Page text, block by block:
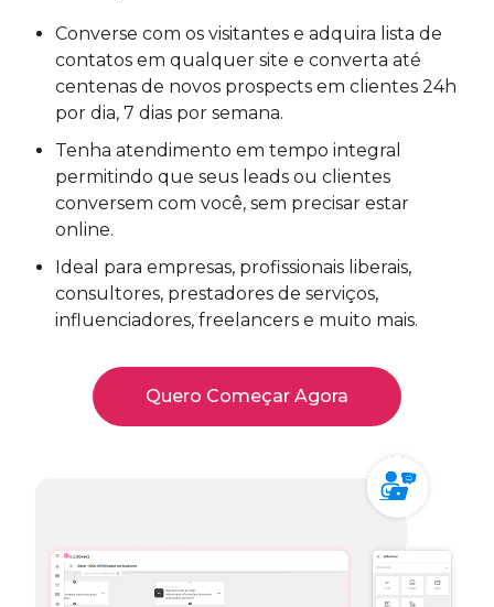
Converse com os visitantes e adquira lista de
contatos em qualquer site e converta até
centenas de novos prospects em clientes 24h
por dia, 7 dias por semana.
Tenha atendimento em tempo integral
permitindo que seus leads ou clientes
conversem com você, sem precisar estar
online.
Ideal para empresas, profissionais liberais,
consultores, prestadores de serviços,
influenciadores, freelancers e muito mais.
Quero Começar Agora